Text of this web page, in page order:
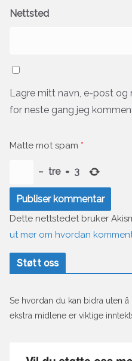
Nettsted
Lagre mitt navn, e-post og
for neste gang jeg
Matte mot spam *
− tre = 3
Dette nettstedet bruker
ut mer om hvordan
Støtt oss
Se hvordan du kan bidra uten
ekstra midlene er viktige